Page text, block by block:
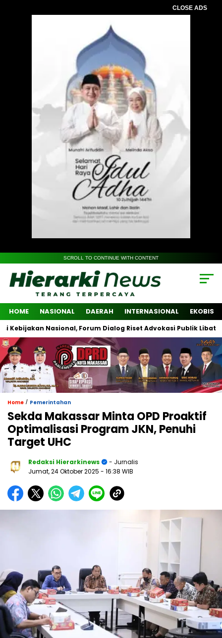
CLOSE ADS
SCROLL TO CONTINUE WITH CONTENT
HOME NASIONAL DAERAH INTERNASIONAL EKOBIS
Nasional, Forum Dialog Riset Advokasi Publik Libatkan
Home / Pemerintahan
Sekda Makassar Minta OPD Proaktif
Optimalisasi Program JKN, Penuhi
Target UHC
Redaksi Hierarkinews
- Jurnalis
Jumat, 24 Oktober 2025 - 16:38 WIB